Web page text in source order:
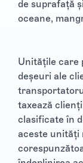
de suprafață
oceane,
Unitățile care
deșeuri ale
taxează
clasificate în
aceste unități